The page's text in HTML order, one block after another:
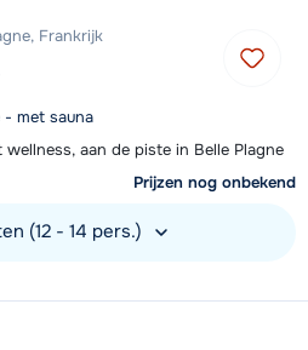
Frankrijk
- met sauna
aan de piste in Belle Plagne
Prijzen nog onbekend
(12 - 14 pers.)